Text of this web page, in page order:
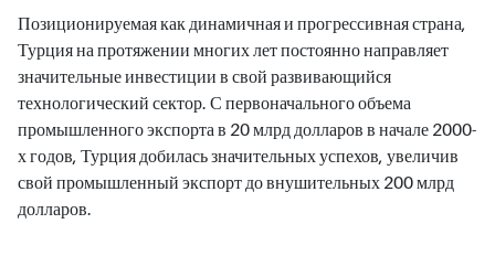
Позиционируемая как динамичная и прогрессивная страна,
Турция на протяжении многих лет постоянно направляет
значительные инвестиции в свой развивающийся
технологический сектор. С первоначального объема
промышленного экспорта в 20 млрд долларов в начале 2000-
х годов, Турция добилась значительных успехов, увеличив
свой промышленный экспорт до внушительных 200 млрд
долларов.